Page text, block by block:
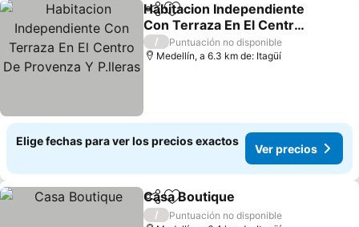
CompartirAgregar a favoritos
Habitacion Independiente
Con Terraza En El Centro
De Provenza Y P.lleras
Ver precios
/
Puntuación no disponible
Medellín, a 6.3 km de: Itagüí
Elige fechas para ver los precios exactos
Ver precios
CompartirAgregar a favoritos
Casa Boutique
/
Puntuación no disponible